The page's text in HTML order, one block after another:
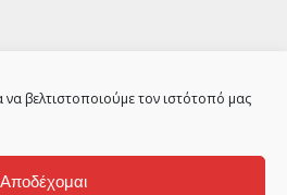
βελτιστοποιούμε τον ιστότοπό μας
Αποδέχομαι